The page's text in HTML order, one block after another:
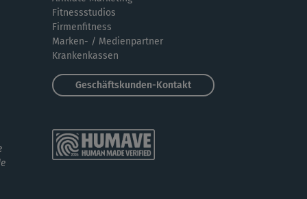
Schönes Training mit angenehm fordernder
kurzweilig. Danke für die...
was für eine geniale Übungsabfolge 😍!
das war eine runde super Sache! Das
Fitnessstudios
Firmenfitness
Marken- / Medienpartner
Krankenkassen
Geschäftskunden-Kontakt